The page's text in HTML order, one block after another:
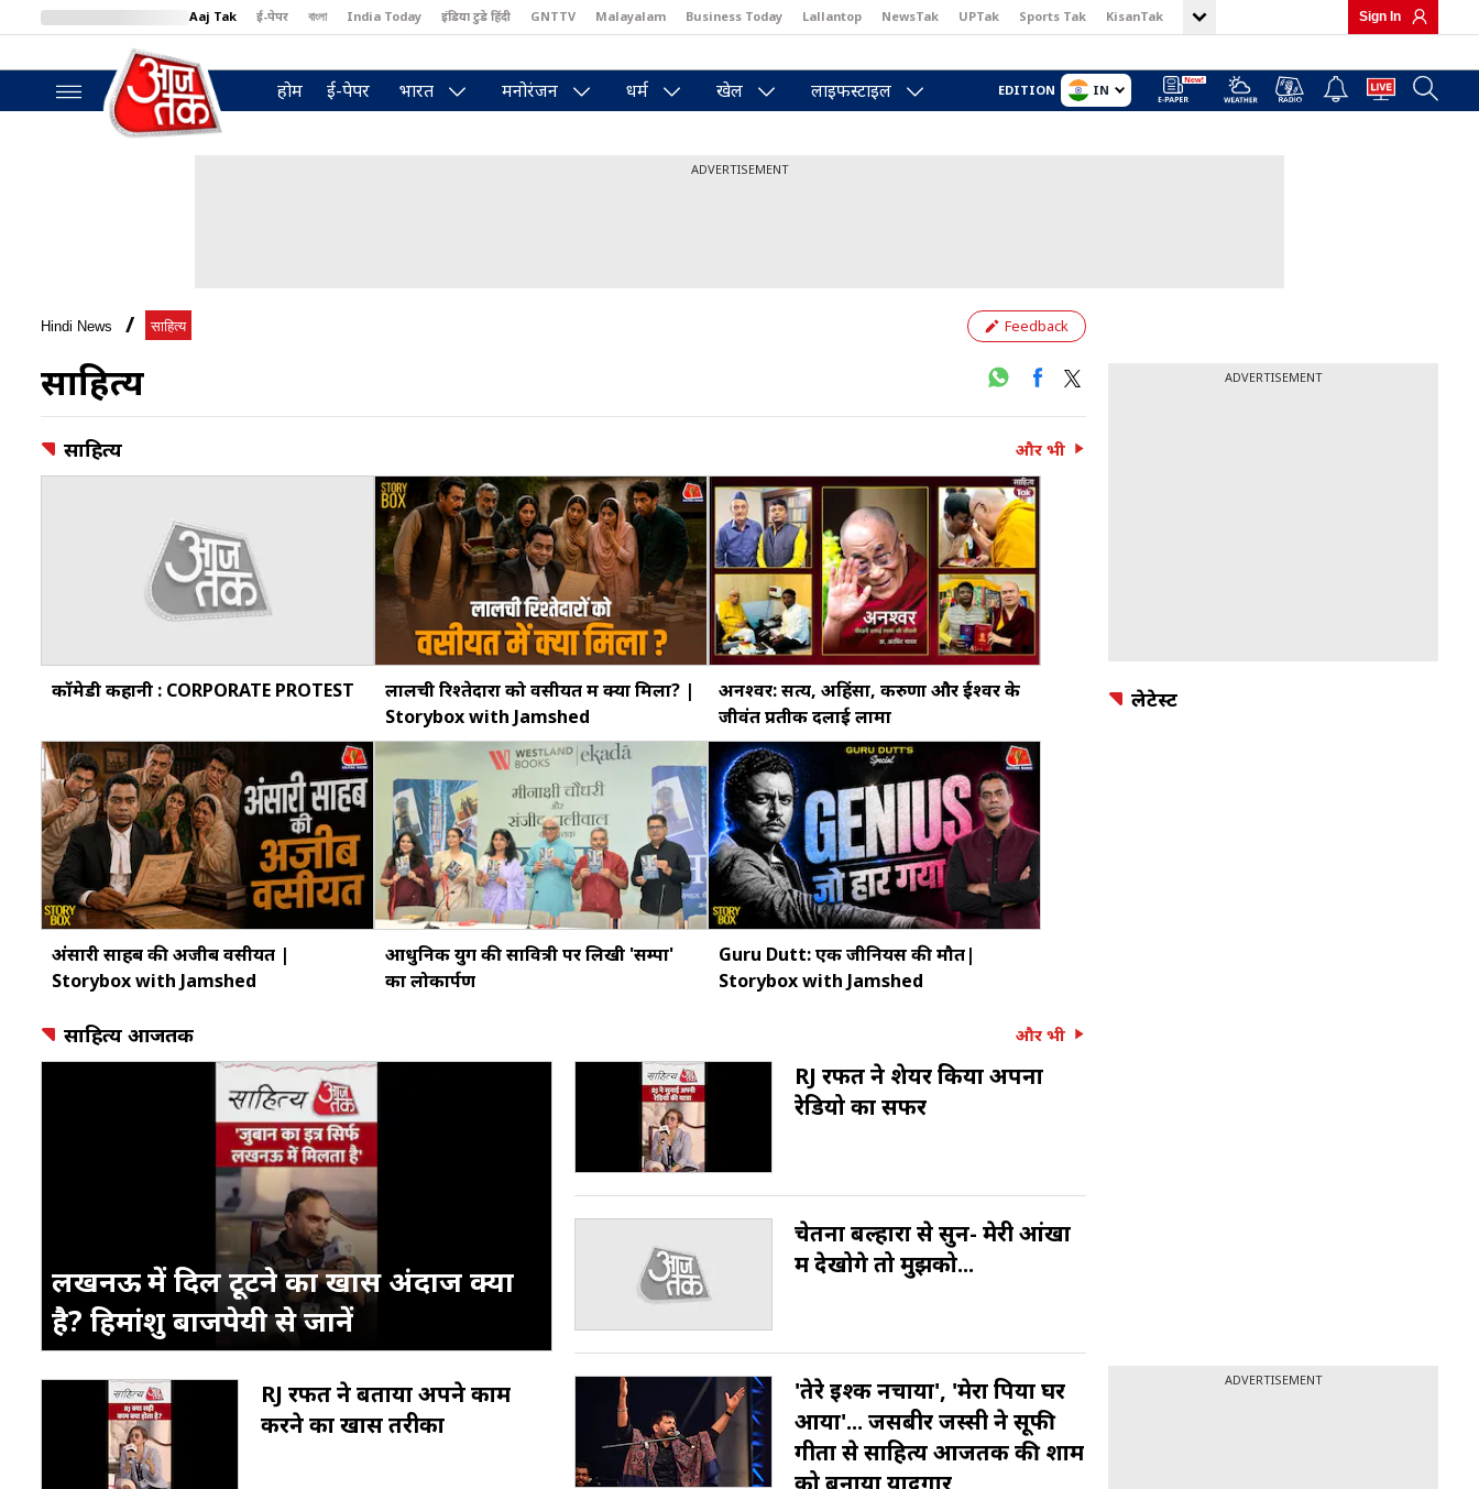
Aaj Tak ई-पेपर বাংলা India Today इंडिया टुडे हिंदी GNTTV Malayalam Business Today Lallantop NewsTak UPTak Sports Tak KisanTak
BT Bazaar
Sign In
होम ई-पेपर भारत मनोरंजन धर्म खेल लाइफस्टाइल EDITION IN
ADVERTISEMENT
Hindi News साहित्य Feedback
साहित्य
साहित्य और भी
कॉमेडी कहानी : CORPORATE PROTEST
लालची रिश्तेदारों को वसीयत में क्या मिला? |
Storybox with Jamshed
अनश्वर: सत्य, अहिंसा, करुणा और ईश्वर के
जीवंत प्रतीक दलाई लामा
अंसारी साहब की अजीब वसीयत |
Storybox with Jamshed
आधुनिक युग की सावित्री पर लिखी 'सम्पा'
का लोकार्पण
Guru Dutt: एक जीनियस की मौत|
Storybox with Jamshed
साहित्य आजतक
लखनऊ में दिल टूटने का खास अंदाज क्या
है? हिमांशु बाजपेयी से जानें
RJ रफत ने बताया अपने काम
करने का खास तरीका
RJ रफत ने शेयर क‍िया अपना
रेड‍ियो का सफर
चेतना बल्हारा से सुनें- मेरी आंखों
में देखोगे तो मुझको...
'तेरे इश्क नचाया', 'मेरा पिया घर
आया'... जसबीर जस्सी ने सूफी
गीतों से साहित्य आजतक की शाम
को बनाया यादगार
और भी
ADVERTISEMENT
लेटेस्ट
ADVERTISEMENT